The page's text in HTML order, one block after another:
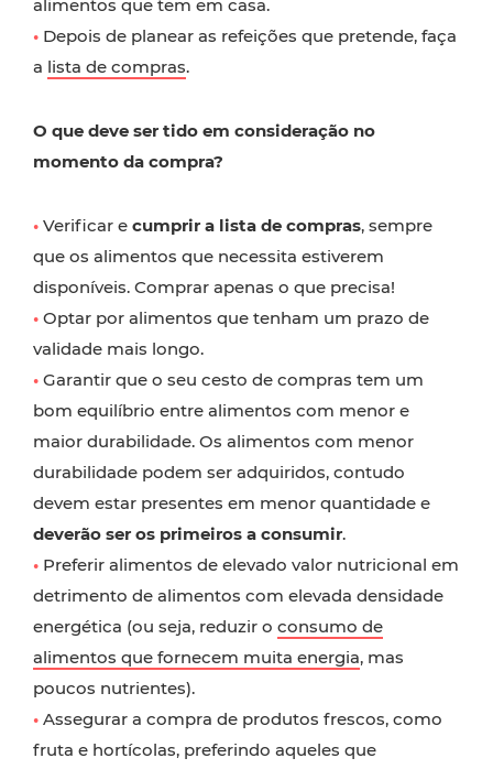
alimentos que tem em casa.
• Depois de planear as refeições que pretende, faça
a lista de compras.
O que deve ser tido em consideração no
momento da compra?
• Verificar e cumprir a lista de compras, sempre
que os alimentos que necessita estiverem
disponíveis. Comprar apenas o que precisa!
• Optar por alimentos que tenham um prazo de
validade mais longo.
• Garantir que o seu cesto de compras tem um
bom equilíbrio entre alimentos com menor e
maior durabilidade. Os alimentos com menor
durabilidade podem ser adquiridos, contudo
devem estar presentes em menor quantidade e
deverão ser os primeiros a consumir.
• Preferir alimentos de elevado valor nutricional em
detrimento de alimentos com elevada densidade
energética (ou seja, reduzir o consumo de
alimentos que fornecem muita energia, mas
poucos nutrientes).
• Assegurar a compra de produtos frescos, como
fruta e hortícolas, preferindo aqueles que